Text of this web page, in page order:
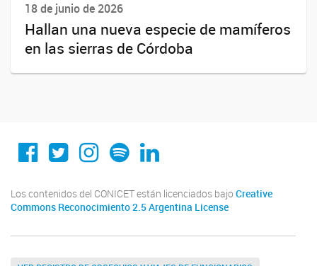
18 de junio de 2026
Hallan una nueva especie de mamíferos
en las sierras de Córdoba
Conicet Cordoba
@conicetcordoba
@conicetcordoba
SpotifyLinkedin
Los contenidos del CONICET están licenciados bajo Creative
Commons Reconocimiento 2.5 Argentina License